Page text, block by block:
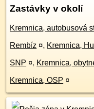
Zastávky v okolí
Kremnica, autobusová
Rembíz ¤, Kremnica,
SNP ¤, Kremnica,
Kremnica, OSP ¤